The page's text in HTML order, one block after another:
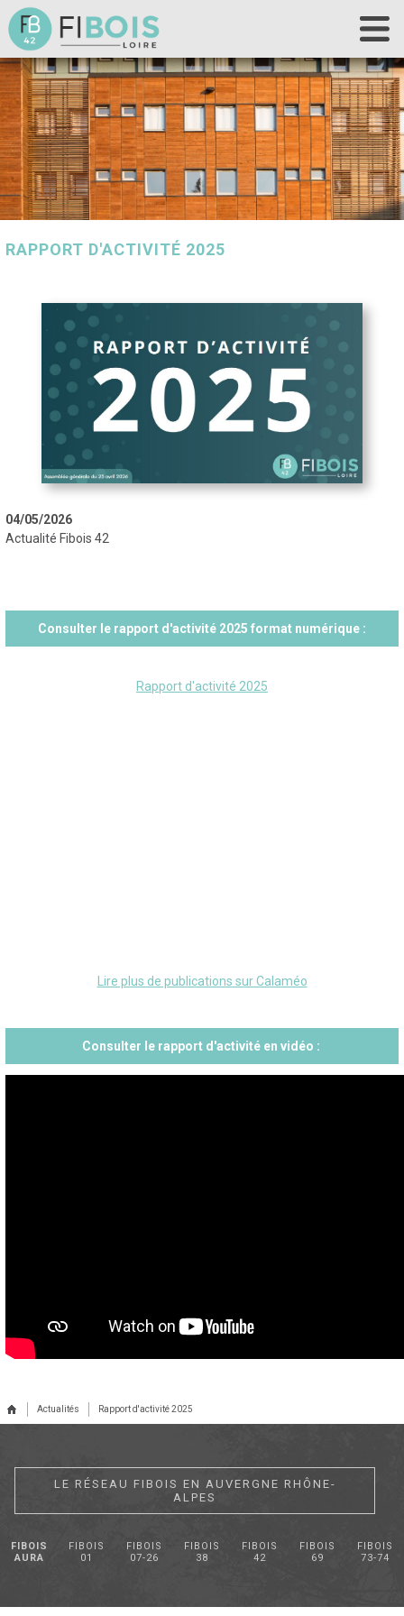
Accueil
Fibois 42
La filière
Nos actions
Les outils
Déclaration de chantier
Contact
RAPPORT D'ACTIVITÉ 2025
04/05/2026
Actualité Fibois 42
Consulter le rapport d'activité 2025 format numérique :
Rapport d'activité 2025
Lire plus de publications sur Calaméo
Consulter le rapport d'activité en vidéo :
Actualités Rapport d'activité 2025
LE RÉSEAU FIBOIS EN AUVERGNE RHÔNE-
ALPES
FIBOIS
AURA
FIBOIS
01
FIBOIS
07-26
FIBOIS
38
FIBOIS
42
FIBOIS
69
FIBOIS
73-74